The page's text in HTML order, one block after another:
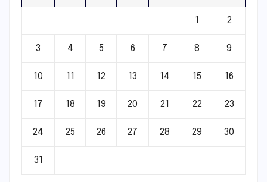
1 2
3 4 5 6 7 8 9
10 11 12 13 14 15 16
17 18 19 20 21 22 23
24 25 26 27 28 29 30
31